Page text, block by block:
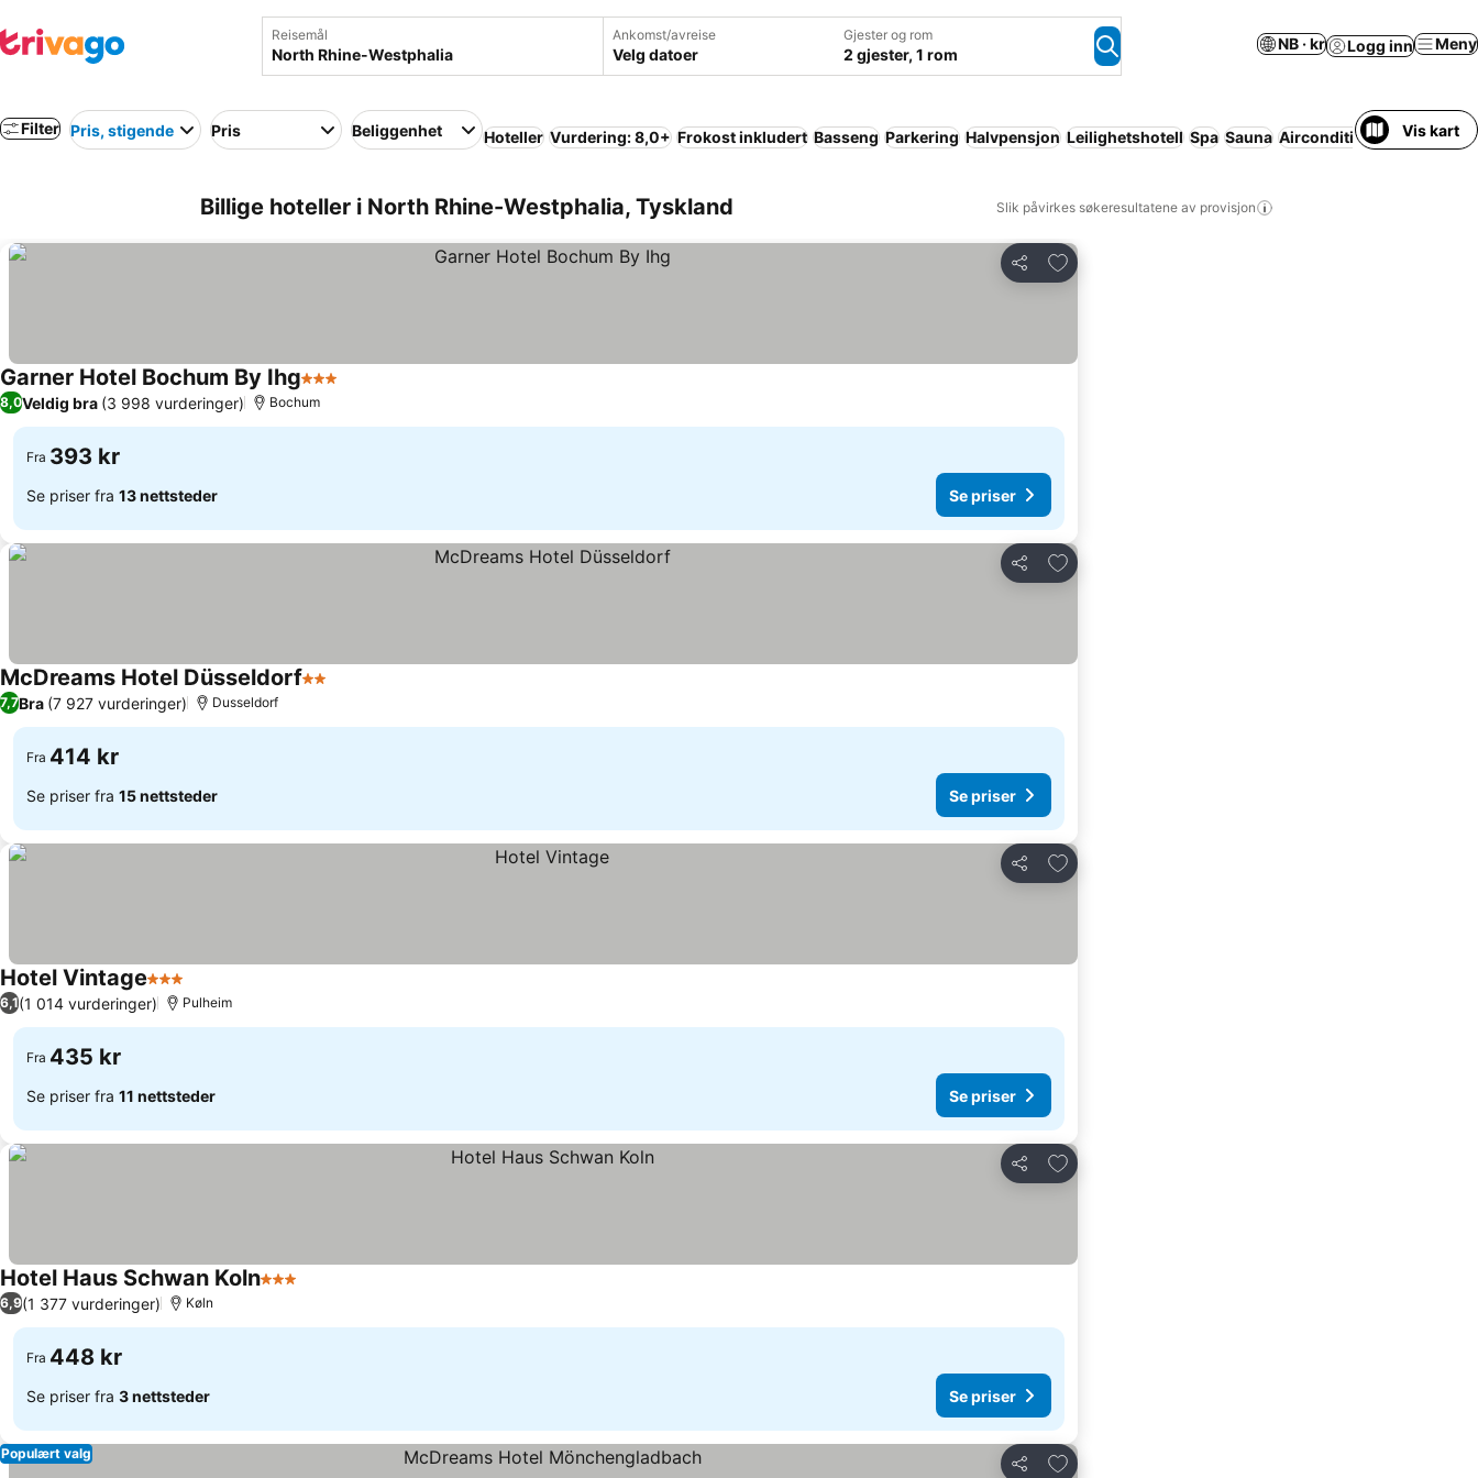
Reisemål Ankomst/avreise
Velg datoer
Gjester og rom
2 gjester, 1 rom
NB · kr Logg inn Meny
Filter Pris, stigende Pris Beliggenhet Hoteller Vurdering: 8,0+ Frokost inkludert Basseng Parkering Halvpensjon Leilighetshotell Spa Sauna Aircondition Vis kart
Billige hoteller i North Rhine-Westphalia, Tyskland Slik påvirkes søkeresultatene av provisjon
Del
Legg til i favoritter
Garner Hotel Bochum By Ihg3 Stjerner
8,0Veldig bra (3 998 vurderinger) Bochum
Fra 393 kr
Se priser fra 13 nettsteder Se priser
Del
Legg til i favoritter
McDreams Hotel Düsseldorf2 Stjerner
7,7Bra (7 927 vurderinger) Dusseldorf
Fra 414 kr
Se priser fra 15 nettsteder Se priser
Del
Legg til i favoritter
Hotel Vintage3 Stjerner
6,1(1 014 vurderinger) Pulheim
Fra 435 kr
Se priser fra 11 nettsteder Se priser
Del
Legg til i favoritter
Hotel Haus Schwan Koln3 Stjerner
6,9(1 377 vurderinger) Køln
Fra 448 kr
Se priser fra 3 nettsteder Se priser
Del
Legg til i favoritter
Populært valg